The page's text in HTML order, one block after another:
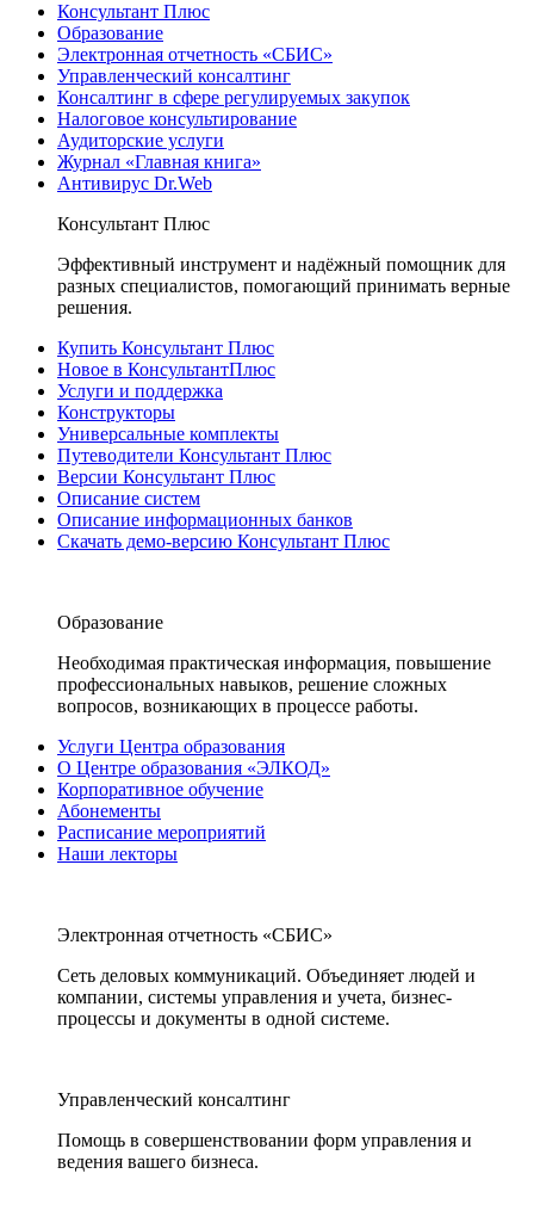
Консультант Плюс
Образование
Электронная отчетность «СБИС»
Управленческий консалтинг
Консалтинг в сфере регулируемых закупок
Налоговое консультирование
Аудиторские услуги
Журнал «Главная книга»
Антивирус Dr.Web
Консультант Плюс
Эффективный инструмент и надёжный помощник для
разных специалистов, помогающий принимать верные
решения.
Купить Консультант Плюс
Новое в КонсультантПлюс
Услуги и поддержка
Конструкторы
Универсальные комплекты
Путеводители Консультант Плюс
Версии Консультант Плюс
Описание систем
Описание информационных банков
Скачать демо-версию Консультант Плюс
Образование
Необходимая практическая информация, повышение
профессиональных навыков, решение сложных
вопросов, возникающих в процессе работы.
Услуги Центра образования
О Центре образования «ЭЛКОД»
Корпоративное обучение
Абонементы
Расписание мероприятий
Наши лекторы
Электронная отчетность «СБИС»
Сеть деловых коммуникаций. Объединяет людей и
компании, системы управления и учета, бизнес-
процессы и документы в одной системе.
Управленческий консалтинг
Помощь в совершенствовании форм управления и
ведения вашего бизнеса.